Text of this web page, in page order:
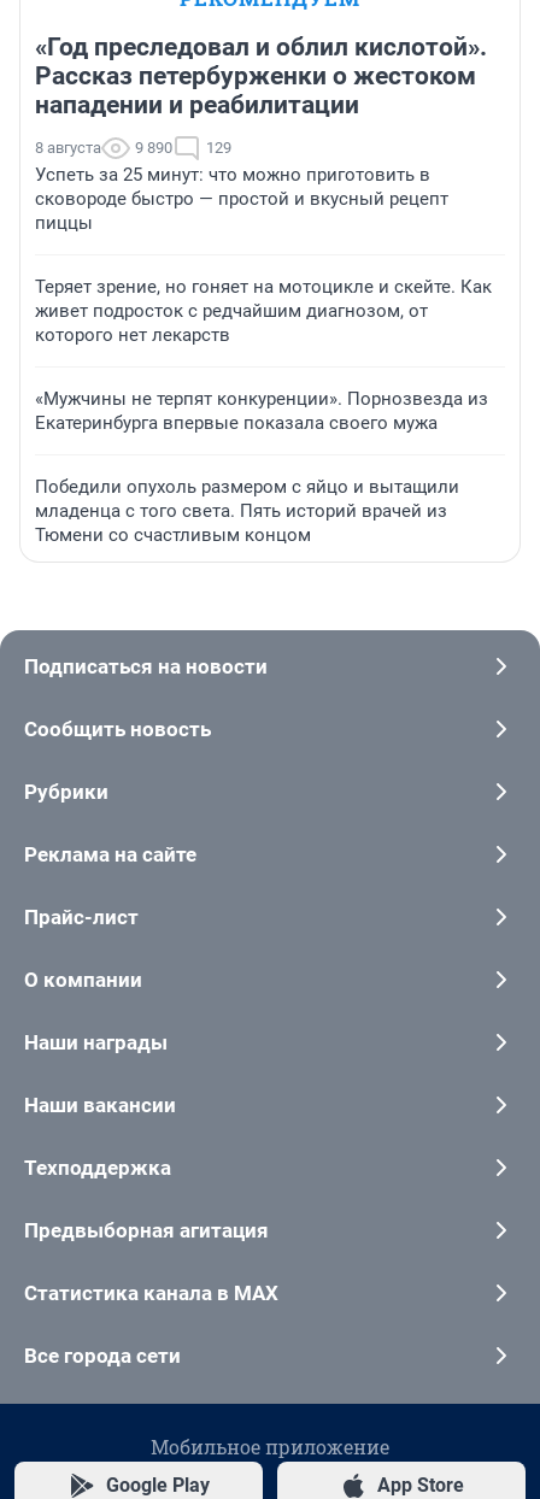
«Год преследовал и облил кислотой».
Рассказ петербурженки о жестоком
нападении и реабилитации
8 августа 9 890 129
Успеть за 25 минут: что можно приготовить в
сковороде быстро — простой и вкусный рецепт
пиццы
Теряет зрение, но гоняет на мотоцикле и скейте. Как
живет подросток с редчайшим диагнозом, от
которого нет лекарств
«Мужчины не терпят конкуренции». Порнозвезда из
Екатеринбурга впервые показала своего мужа
Победили опухоль размером с яйцо и вытащили
младенца с того света. Пять историй врачей из
Тюмени со счастливым концом
Подписаться на новости
Сообщить новость
Рубрики
Реклама на сайте
Прайс-лист
О компании
Наши награды
Наши вакансии
Техподдержка
Предвыборная агитация
Статистика канала в MAX
Все города сети
Мобильное приложение
Google Play App Store